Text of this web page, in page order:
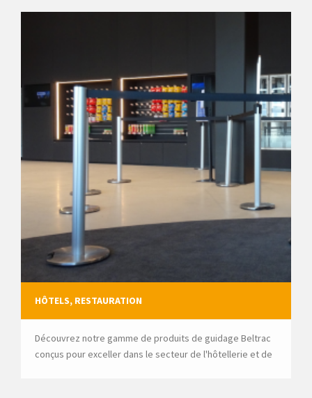
HÔTELS, RESTAURATION
Découvrez notre gamme de produits de guidage Beltrac
conçus pour exceller dans le secteur de l'hôtellerie et de